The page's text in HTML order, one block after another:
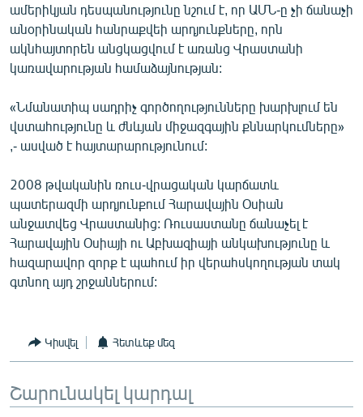
ամերիկյան դեսպանությունը նշում է, որ ԱՄՆ-ը չի ճանաչի
անօրինական հանրաքվեի արդյունքները, որն
ակնհայտորեն անցկացվում է առանց Վրաստանի
կառավարության համաձայնության:
«Նմանատիպ սադրիչ գործողությունները խարխլում են
վստահությունը և ժնևյան միջազգային քննարկումները»
,- ասված է հայտարարությունում:
2008 թվականին ռուս-վրացական կարճատև
պատերազմի արդյունքում Հարավային Օսիան
անջատվեց Վրաստանից: Ռուսաստանը ճանաչել է
Հարավային Օսիայի ու Աբխազիայի անկախությունը և
հազարավոր զորք է պահում իր վերահսկողության տակ
գտնող այդ շրջաններում:
Կիսվել Հետևեք մեզ
Շարունակել կարդալ